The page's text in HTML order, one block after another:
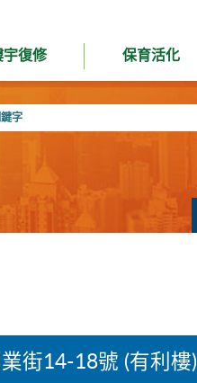
宇復修 保育活化
街14-18號 (有利樓)